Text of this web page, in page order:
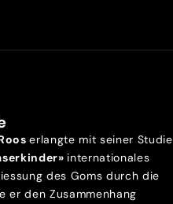
erlangte mit seiner Studie
internationales
des Goms durch die
er den Zusammenhang